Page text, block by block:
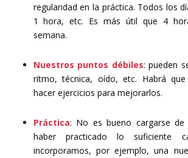
regularidad en la práctica. Todos los
1 hora, etc. Es más útil que 4
semana.
Nuestros puntos débiles: pueden
ritmo, técnica, oído, etc. Habrá
hacer ejercicios para mejorarlos.
Práctica: No es bueno cargarse de
haber practicado lo suficiente
incorporamos, por ejemplo, una